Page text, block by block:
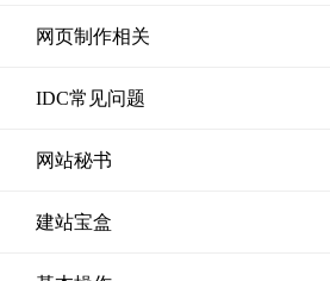
网页制作相关
IDC常见问题
网站秘书
建站宝盒